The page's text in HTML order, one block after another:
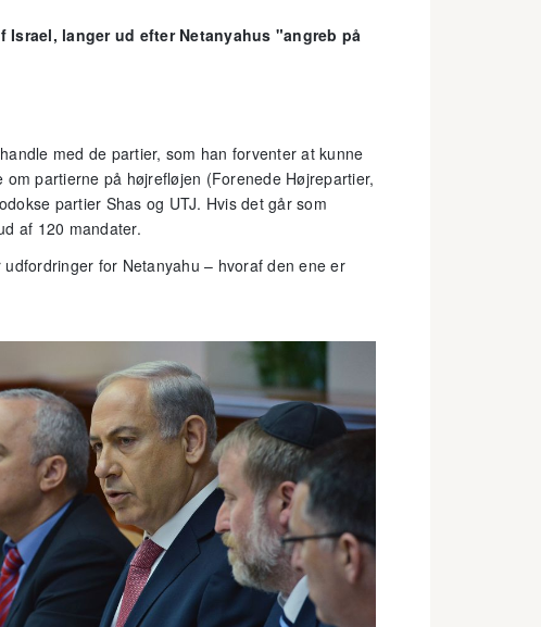
Israel, langer ud efter Netanyahus "angreb på
med de partier, som han forventer at kunne
partierne på højrefløjen (Forenede Højrepartier,
partier Shas og UTJ. Hvis det går som
af 120 mandater.
for Netanyahu – hvoraf den ene er